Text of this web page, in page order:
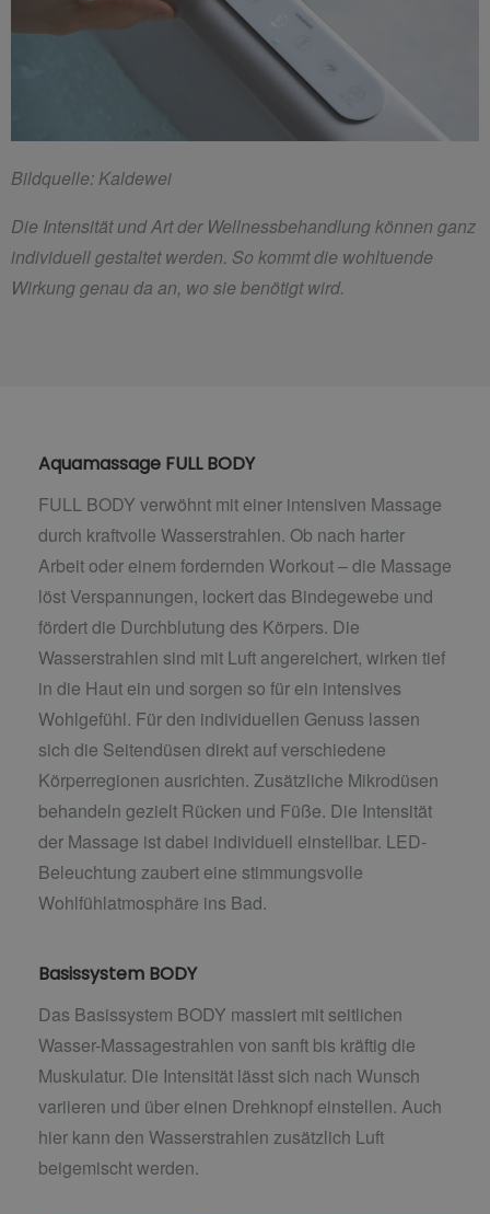
Bildquelle: Kaldewei
Die Intensität und Art der Wellnessbehandlung können ganz
individuell gestaltet werden. So kommt die wohltuende
Wirkung genau da an, wo sie benötigt wird.
Aquamassage FULL BODY
FULL BODY verwöhnt mit einer intensiven Massage
durch kraftvolle Wasserstrahlen. Ob nach harter
Arbeit oder einem fordernden Workout – die Massage
löst Verspannungen, lockert das Bindegewebe und
fördert die Durchblutung des Körpers. Die
Wasserstrahlen sind mit Luft angereichert, wirken tief
in die Haut ein und sorgen so für ein intensives
Wohlgefühl. Für den individuellen Genuss lassen
sich die Seitendüsen direkt auf verschiedene
Körperregionen ausrichten. Zusätzliche Mikrodüsen
behandeln gezielt Rücken und Füße. Die Intensität
der Massage ist dabei individuell einstellbar. LED-
Beleuchtung zaubert eine stimmungsvolle
Wohlfühlatmosphäre ins Bad.
Basissystem BODY
Das Basissystem BODY massiert mit seitlichen
Wasser-Massagestrahlen von sanft bis kräftig die
Muskulatur. Die Intensität lässt sich nach Wunsch
variieren und über einen Drehknopf einstellen. Auch
hier kann den Wasserstrahlen zusätzlich Luft
beigemischt werden.